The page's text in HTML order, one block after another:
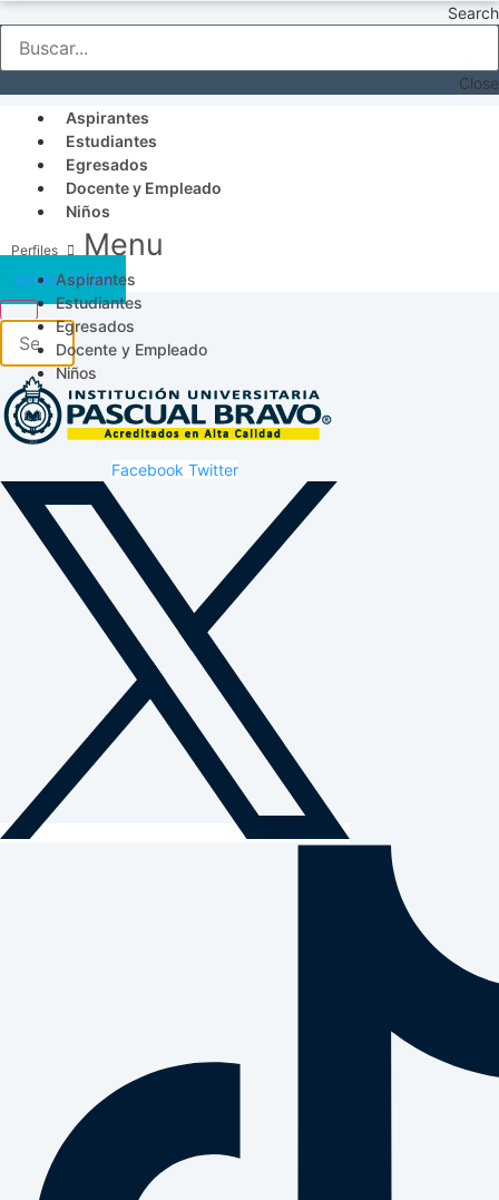
Search
Close
Aspirantes
Estudiantes
Egresados
Docente y Empleado
Niños
Menu
Aspirantes
Estudiantes
Egresados
Docente y Empleado
Niños
Acceso SICAU
Facebook Twitter